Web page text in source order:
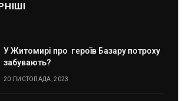
У Житомирі про героїв Базару потроху
забувають?
20 ЛИСТОПАДА, 2023